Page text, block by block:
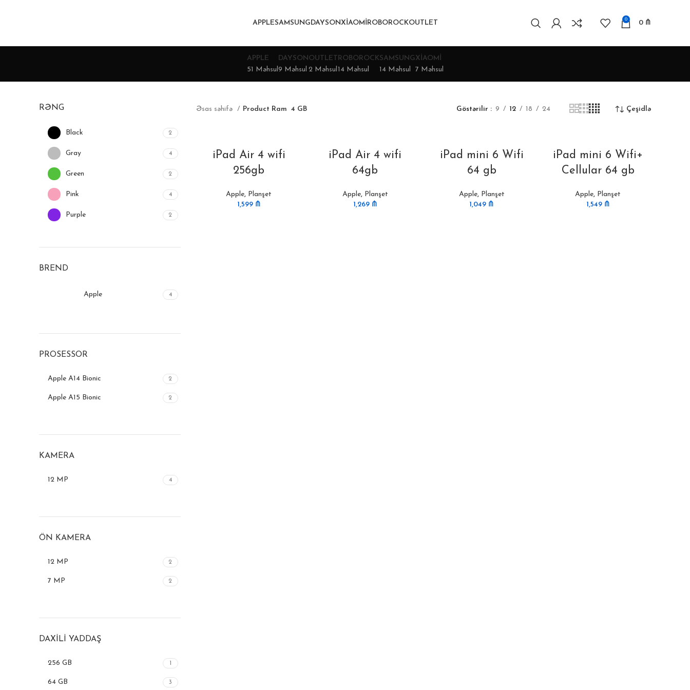
APPLESAMSUNGDAYSONXIAOMIROBOROCKOUTLET 0 0 ₼
APPLE
51 Məhsul
DAYSON
9 Məhsul
OUTLET
2 Məhsul
ROBOROCK
14 Məhsul
SAMSUNG
14 Məhsul
XIAOMI
7 Məhsul
RƏNG
Black 2
Gray 4
Green 2
Pink 4
Purple 2
BREND
Apple 4
PROSESSOR
Apple A14 Bionic 2
Apple A15 Bionic 2
KAMERA
12 MP 4
ÖN KAMERA
12 MP 2
7 MP 2
DAXILI YADDAŞ
256 GB 1
64 GB 3
Əsas səhifə Product Ram 4 GB Göstərilir 9 12 18 24 Çeşidlə
iPad Air 4 wifi
256gb
Apple, Planşet
1,599 ₼
iPad Air 4 wifi
64gb
Apple, Planşet
1,269 ₼
iPad mini 6 Wifi
64 gb
Apple, Planşet
1,049 ₼
iPad mini 6 Wifi+
Cellular 64 gb
Apple, Planşet
1,549 ₼